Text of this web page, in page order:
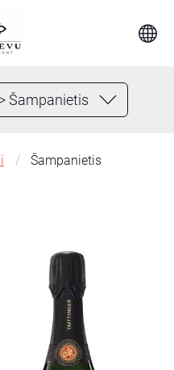
Šampanietis
Šampanietis